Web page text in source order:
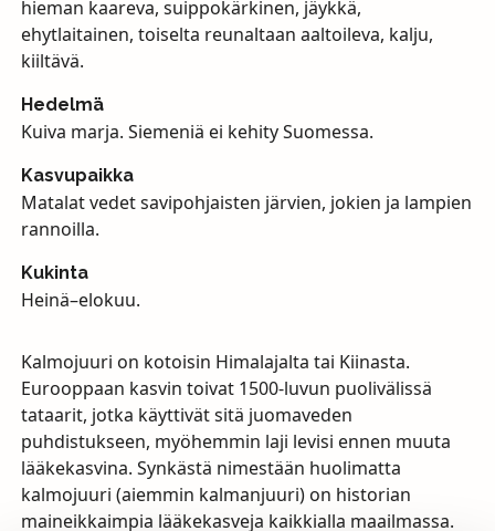
hieman kaareva, suippokärkinen, jäykkä,
ehytlaitainen, toiselta reunaltaan aaltoileva, kalju,
kiiltävä.
Hedelmä
Kuiva marja. Siemeniä ei kehity Suomessa.
Kasvupaikka
Matalat vedet savipohjaisten järvien, jokien ja lampien
rannoilla.
Kukinta
Heinä–elokuu.
Kalmojuuri on kotoisin Himalajalta tai Kiinasta.
Eurooppaan kasvin toivat 1500-luvun puolivälissä
tataarit, jotka käyttivät sitä juomaveden
puhdistukseen, myöhemmin laji levisi ennen muuta
lääkekasvina. Synkästä nimestään huolimatta
kalmojuuri (aiemmin kalmanjuuri) on historian
maineikkaimpia lääkekasveja kaikkialla maailmassa.